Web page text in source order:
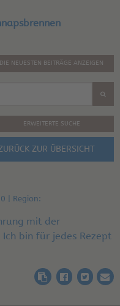
DIE NEUESTEN BEITRÄGE ANZEIGEN
ERWEITERTE SUCHE
ZUR ÜBERSICHT
| Region:
mit der
bin für jedes Rezept